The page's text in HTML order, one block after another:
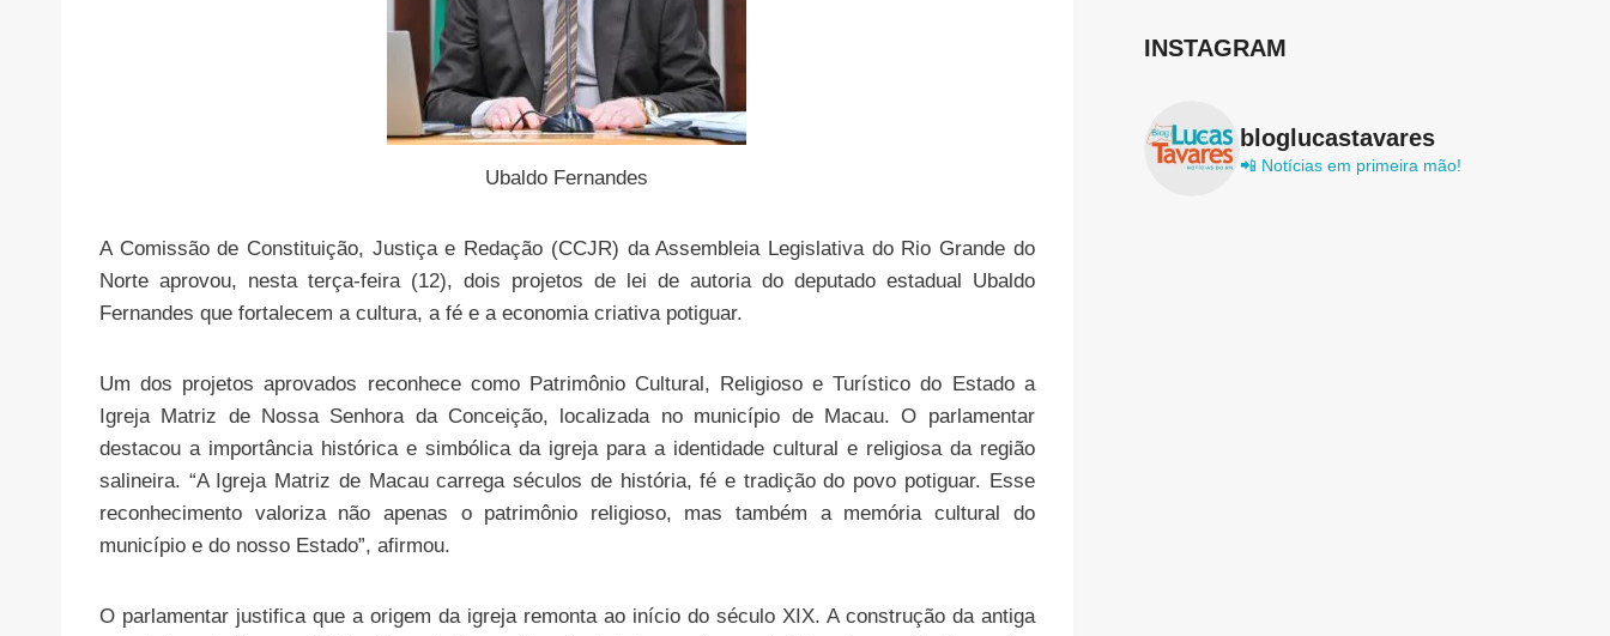
Ubaldo Fernandes
A Comissão de Constituição, Justiça e Redação (CCJR) da Assembleia Legislativa do Rio Grande do
Norte aprovou, nesta terça-feira (12), dois projetos de lei de autoria do deputado estadual Ubaldo
Fernandes que fortalecem a cultura, a fé e a economia criativa potiguar.
Um dos projetos aprovados reconhece como Patrimônio Cultural, Religioso e Turístico do Estado a
Igreja Matriz de Nossa Senhora da Conceição, localizada no município de Macau. O parlamentar
destacou a importância histórica e simbólica da igreja para a identidade cultural e religiosa da região
salineira. “A Igreja Matriz de Macau carrega séculos de história, fé e tradição do povo potiguar. Esse
reconhecimento valoriza não apenas o patrimônio religioso, mas também a memória cultural do
município e do nosso Estado”, afirmou.
O parlamentar justifica que a origem da igreja remonta ao início do século XIX. A construção da antiga
INSTAGRAM
bloglucastavares
📲 Notícias em primeira mão!